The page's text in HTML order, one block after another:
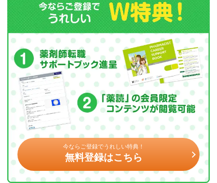
今ならご登録でうれしい特典！
無料登録はこちら